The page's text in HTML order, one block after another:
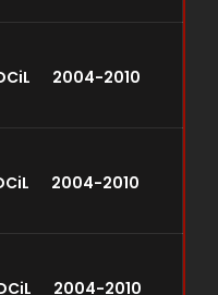
2004-2010
2004-2010
2004-2010